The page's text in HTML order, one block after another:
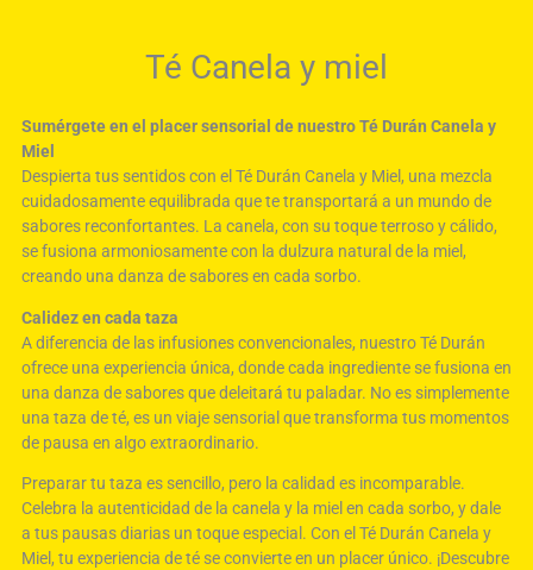
Té Canela y miel
Sumérgete en el placer sensorial de nuestro Té Durán Canela y
Miel
Despierta tus sentidos con el Té Durán Canela y Miel, una mezcla
cuidadosamente equilibrada que te transportará a un mundo de
sabores reconfortantes. La canela, con su toque terroso y cálido,
se fusiona armoniosamente con la dulzura natural de la miel,
creando una danza de sabores en cada sorbo.
Calidez en cada taza
A diferencia de las infusiones convencionales, nuestro Té Durán
ofrece una experiencia única, donde cada ingrediente se fusiona en
una danza de sabores que deleitará tu paladar. No es simplemente
una taza de té, es un viaje sensorial que transforma tus momentos
de pausa en algo extraordinario.
Preparar tu taza es sencillo, pero la calidad es incomparable.
Celebra la autenticidad de la canela y la miel en cada sorbo, y dale
a tus pausas diarias un toque especial. Con el Té Durán Canela y
Miel, tu experiencia de té se convierte en un placer único. ¡Descubre